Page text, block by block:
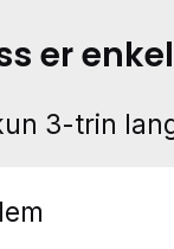
er enkel
3-trin